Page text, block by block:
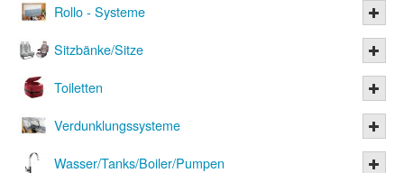
Rollo - Systeme
Sitzbänke/Sitze
Toiletten
Verdunklungssysteme
Wasser/Tanks/Boiler/Pumpen